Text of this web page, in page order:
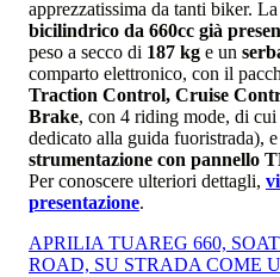
apprezzatissima da tanti biker.
bicilindrico da 660cc già
peso a secco di 187 kg e un
comparto elettronico, con il
Traction Control, Cruise
Brake, con 4 riding mode, di
dedicato alla guida fuoristrada),
strumentazione con pannello
Per conoscere ulteriori dettagli,
presentazione.
APRILIA TUAREG 660,
ROAD, SU STRADA COME